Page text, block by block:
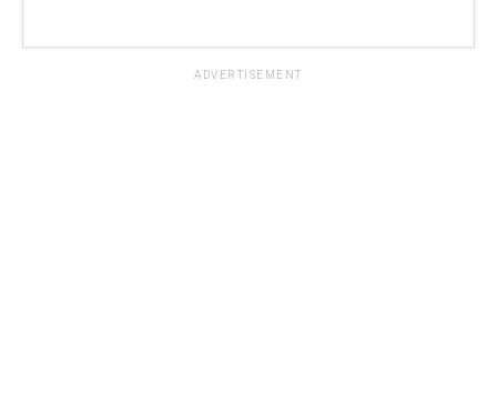
ADVERTISEMENT